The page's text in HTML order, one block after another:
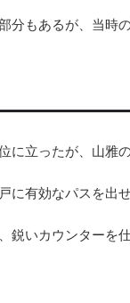
分もあるが、当時
に立ったが、山雅
に有効なパスを出
鋭いカウンターを